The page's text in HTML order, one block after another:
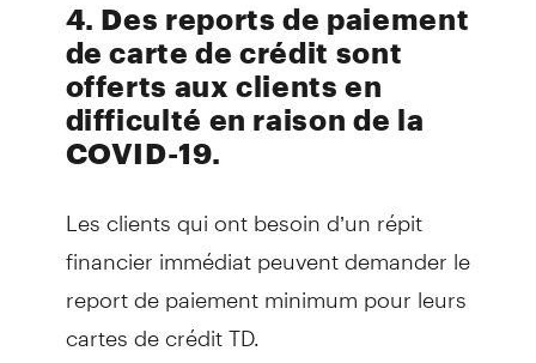
4. Des reports de paiement
de carte de crédit sont
offerts aux clients en
difficulté en raison de la
COVID-19.
Les clients qui ont besoin d’un répit
financier immédiat peuvent demander le
report de paiement minimum pour leurs
cartes de crédit TD.